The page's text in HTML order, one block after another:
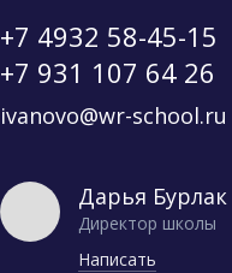
+7 4932 58-45-15
+7 931 107 64 26
ivanovo@wr-school.ru
Дарья Бурлак
Директор школы
Написать